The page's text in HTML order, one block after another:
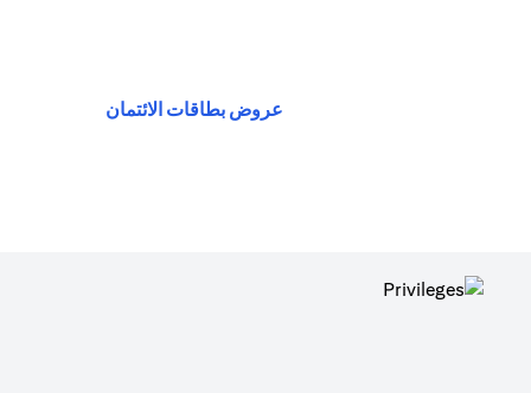
عروض بطاقات الائتمان